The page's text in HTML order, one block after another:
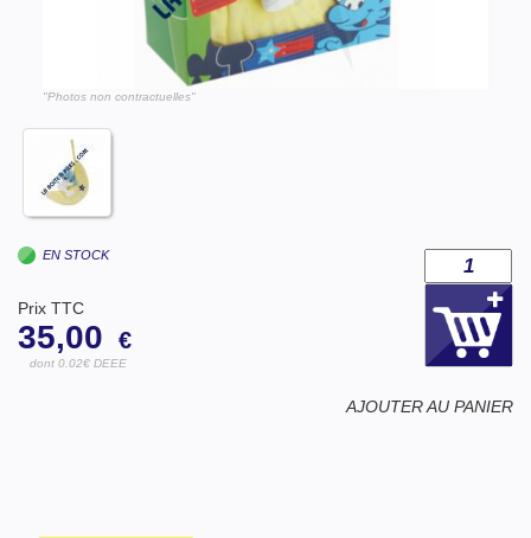
"Photos non contractuelles"
EN STOCK
Prix TTC
35,00 €
dont 0.02€ DEEE
AJOUTER AU PANIER